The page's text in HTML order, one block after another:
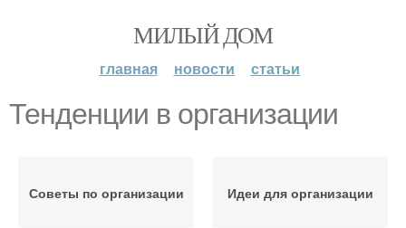
МИЛЫЙ ДОМ
главная новости статьи
Тенденции в организации
Советы по организации Идеи для организации